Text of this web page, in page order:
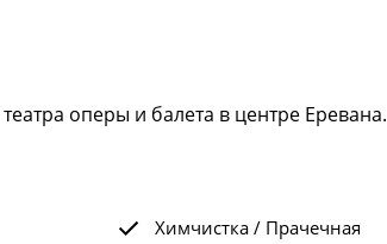
оперы и балета в центре Еревана.
Химчистка / Прачечная